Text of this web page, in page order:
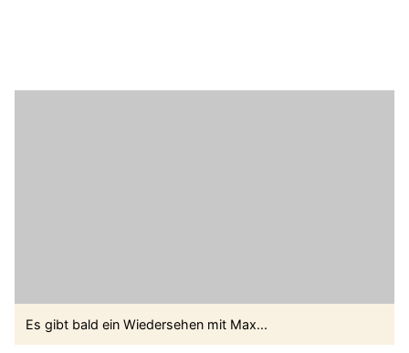
Es gibt bald ein Wiedersehen mit Max...